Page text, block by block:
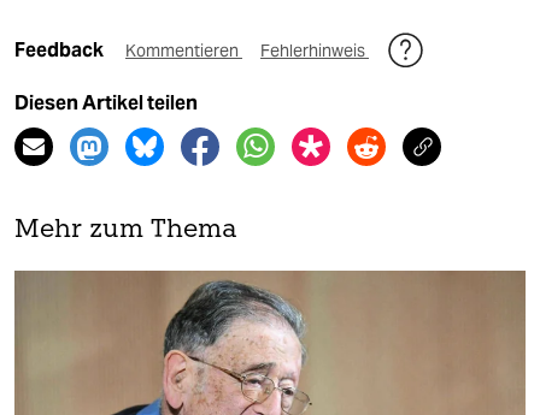
Feedback Kommentieren Fehlerhinweis
Diesen Artikel teilen
Mehr zum Thema